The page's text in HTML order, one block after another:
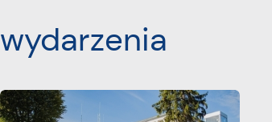
wydarzenia